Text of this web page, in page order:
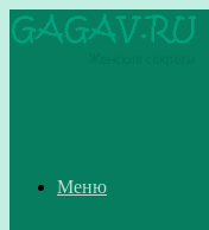
Меню